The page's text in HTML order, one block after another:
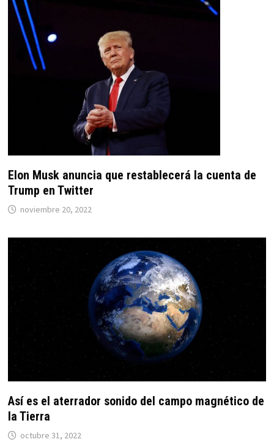
Elon Musk anuncia que restablecerá la cuenta de
Trump en Twitter
noviembre 20, 2022
Así es el aterrador sonido del campo magnético de
la Tierra
octubre 31, 2022